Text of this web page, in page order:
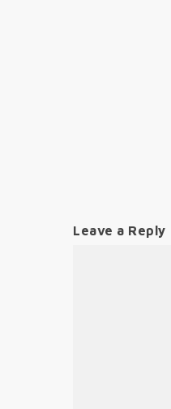
Leave a Reply